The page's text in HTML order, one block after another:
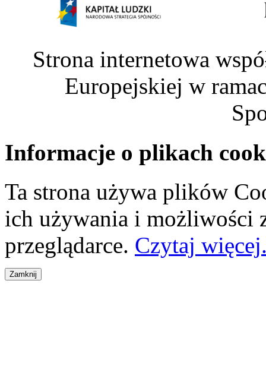
Strona internetowa
Europejskiej w
Informacje o plikach
Ta strona używa plików
ich używania i możliwości
przeglądarce. Czytaj